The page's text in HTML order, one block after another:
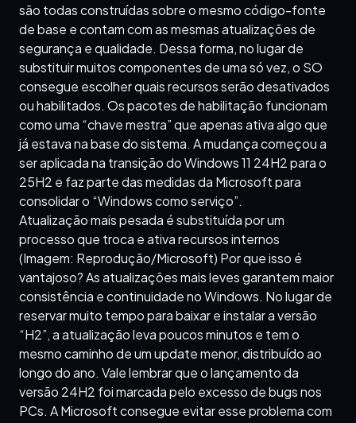
são todas construídas sobre o mesmo código-fonte
de base e contam com as mesmas atualizações de
segurança e qualidade. Dessa forma, no lugar de
substituir muitos componentes de uma só vez, o SO
consegue escolher quais recursos serão desativados
ou habilitados. Os pacotes de habilitação funcionam
como uma “chave mestra” que apenas ativa algo que
já estava na base do sistema. A mudança começou a
ser aplicada na transição do Windows 11 24H2 para o
25H2 e faz parte das medidas da Microsoft para
consolidar o “Windows como serviço”.
Atualização mais pesada é substituída por um
processo que troca e ativa recursos internos
(Imagem: Reprodução/Microsoft) Por que isso é
vantajoso? As atualizações mais leves garantem maior
consistência e continuidade no Windows. No lugar de
reservar muito tempo para baixar e instalar a versão
“H2”, a atualização leva poucos minutos e tem o
mesmo caminho de um update menor, distribuído ao
longo do ano. Vale lembrar que o lançamento da
versão 24H2 foi marcada pelo excesso de bugs nos
PCs. A Microsoft consegue evitar esse problema com